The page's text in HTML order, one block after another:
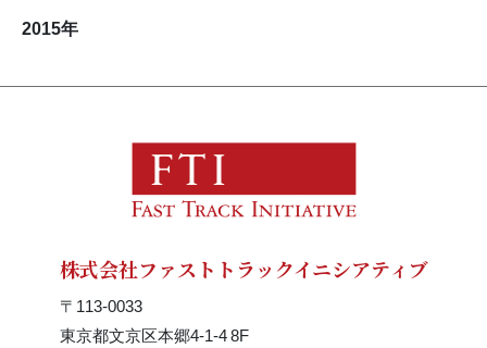
2015年
株式会社ファストトラックイニシアティブ
〒113-0033
東京都文京区本郷4-1-4 8F